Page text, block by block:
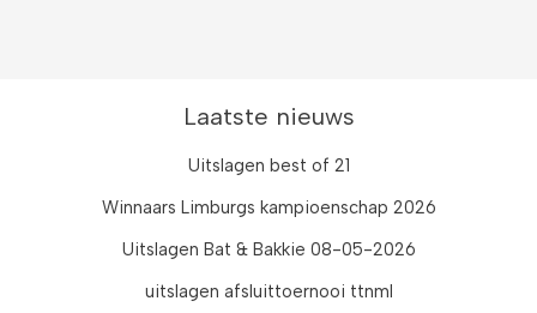
Laatste nieuws
Uitslagen best of 21
Winnaars Limburgs kampioenschap 2026
Uitslagen Bat & Bakkie 08-05-2026
uitslagen afsluittoernooi ttnml